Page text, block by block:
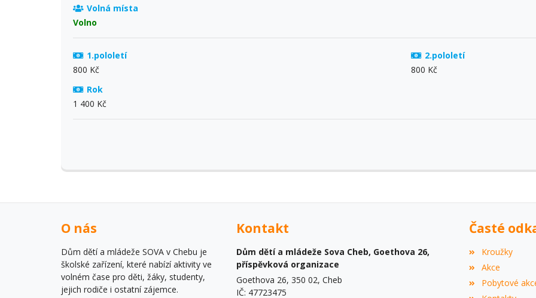
Volná místa
Volno
1.pololetí
800 Kč
2.pololetí
800 Kč
Rok
1 400 Kč
O nás
Dům dětí a mládeže SOVA v Chebu je
školské zařízení, které nabízí aktivity ve
volném čase pro děti, žáky, studenty,
jejich rodiče i ostatní zájemce.
Kontakt
Dům dětí a mládeže Sova Cheb, Goethova 26,
příspěvková organizace
Goethova 26, 350 02, Cheb
IČ: 47723475
Časté
Kroužky
Akce
Pobytové